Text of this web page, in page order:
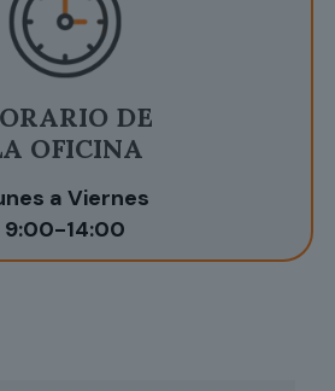
DE
OFICINA
a Viernes
9:00-14:00